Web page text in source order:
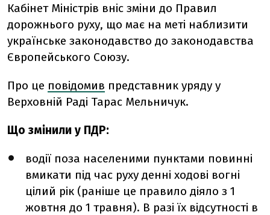
Кабінет Міністрів вніс зміни до Правил
дорожнього руху, що має на меті наблизити
українське законодавство до законодавства
Європейського Союзу.
Про це повідомив представник уряду у
Верховній Раді Тарас Мельничук.
Що змінили у ПДР:
водії поза населеними пунктами повинні
вмикати під час руху денні ходові вогні
цілий рік (раніше це правило діяло з 1
жовтня до 1 травня). В разі їх відсутності в